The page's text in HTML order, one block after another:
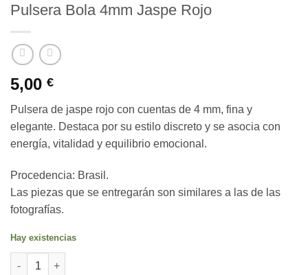
Pulsera Bola 4mm Jaspe Rojo
5,00 €
Pulsera de jaspe rojo con cuentas de 4 mm, fina y
elegante. Destaca por su estilo discreto y se asocia con
energía, vitalidad y equilibrio emocional.
Procedencia: Brasil.
Las piezas que se entregarán son similares a las de las
fotografías.
Hay existencias
Pulsera Bola 4mm Jaspe Rojo cantidad